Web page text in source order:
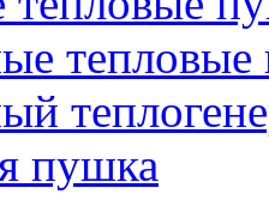
пушка